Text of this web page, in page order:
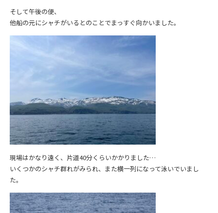
そして午後の便、
他船の元にシャチがいるとのことでまっすぐ向かいました。
現場はかなり遠く、片道40分くらいかかりました…
いくつかのシャチ群れがみられ、また横一列になって泳いでいまし
た。